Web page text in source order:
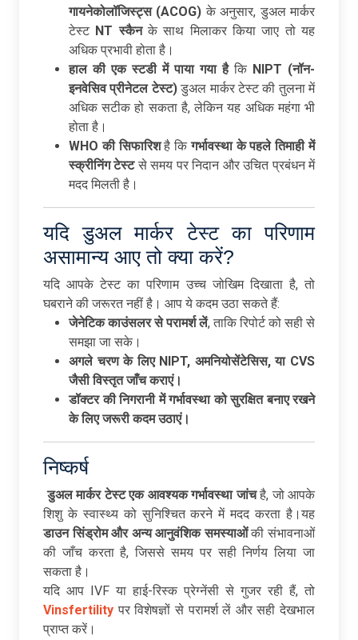
गायनेकोलॉजिस्ट्स (ACOG) के अनुसार, डुअल मार्कर
टेस्ट NTस्कैनके साथ मिलाकर किया जाए तो यह
अधिक प्रभावी होता है।
हालकीएकस्टडीमेंपायागयाहैकि NIPT (नॉन-
इनवेसिवप्रीनेटलटेस्ट)डुअल मार्कर टेस्ट की तुलना में
अधिक सटीक हो सकता है, लेकिन यह अधिक महंगा भी
होता है।
WHOकीसिफारिशहै किगर्भावस्थाकेपहलेतिमाहीमें
स्क्रीनिंगटेस्टसे समय पर निदान और उचित प्रबंधन में
मदद मिलती है।
यदि डुअल मार्कर टेस्ट का परिणाम
असामान्य आए तो क्या करें?
यदि आपके टेस्ट का परिणाम उच्च जोखिम दिखाता है, तो
घबराने की जरूरत नहीं है। आप ये कदम उठा सकते हैं:
जेनेटिककाउंसलरसेपरामर्शलें, ताकि रिपोर्ट को सही से
समझा जा सके।
अगलेचरणकेलिए NIPT, अमनियोसेंटेसिस,या CVS
जैसीविस्तृतजाँचकराएं।
डॉक्टरकीनिगरानीमेंगर्भावस्थाकोसुरक्षितबनाएरखने
केलिएजरूरीकदमउठाएं।
निष्कर्ष
डुअलमार्करटेस्टएक आवश्यकगर्भावस्थाजांचहै, जो आपके
शिशु के स्वास्थ्य को सुनिश्चित करने में मदद करता है।यह
डाउनसिंड्रोमऔर अन्यआनुवंशिकसमस्याओंकी संभावनाओं
की जाँच करता है, जिससे समय पर सही निर्णय लिया जा
सकता है।
यदि आप IVF या हाई-रिस्क प्रेग्नेंसी से गुजर रही हैं, तो
Vinsfertility पर विशेषज्ञों से परामर्श लें और सही देखभाल
प्राप्त करें।